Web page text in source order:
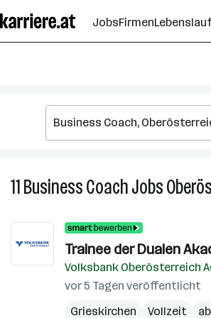
Seiteninhalt
springen
JobsFirmenLebenslauf
11Business CoachJobs
Trainee der Dualen
Volksbank Oberösterreich
vor 5 Tagen veröffentlicht
Grieskirchen
Vollzeit